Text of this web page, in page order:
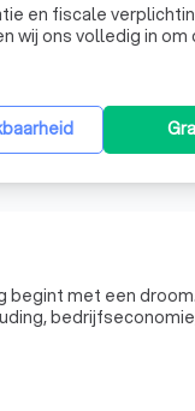
en fiscale
wij ons volledig in
uit een ervaren
met een